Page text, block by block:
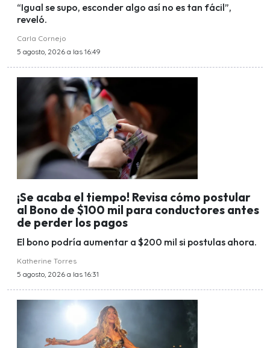
“Igual se supo, esconder algo así no es tan fácil”,
reveló.
Carla Cornejo
5 agosto, 2026 a las 16:49
¡Se acaba el tiempo! Revisa cómo postular
al Bono de $100 mil para conductores antes
de perder los pagos
El bono podría aumentar a $200 mil si postulas ahora.
Katherine Torres
5 agosto, 2026 a las 16:31